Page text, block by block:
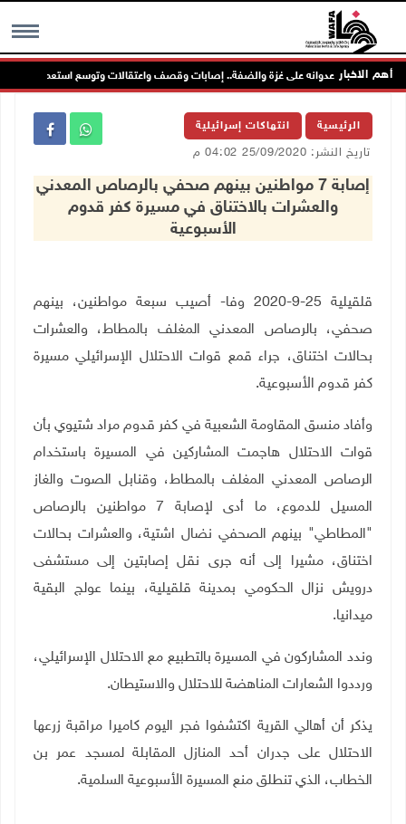
MENU أهم الاخبار
يواصل عدوانه على غزة والضفة.. إصابات وقصف واعتقالات وتوسع استعماري
الرئيسية انتهاكات إسرائيلية
تاريخ النشر: 25/09/2020 04:02 م
إصابة 7 مواطنين بينهم صحفي بالرصاص المعدني
والعشرات بالاختناق في مسيرة كفر قدوم
الأسبوعية
قلقيلية 25-9-2020 وفا- أصيب سبعة مواطنين، بينهم
صحفي، بالرصاص المعدني المغلف بالمطاط، والعشرات
بحالات اختناق، جراء قمع قوات الاحتلال الإسرائيلي مسيرة
كفر قدوم الأسبوعية.
وأفاد منسق المقاومة الشعبية في كفر قدوم مراد شتيوي بأن
قوات الاحتلال هاجمت المشاركين في المسيرة باستخدام
الرصاص المعدني المغلف بالمطاط، وقنابل الصوت والغاز
المسيل للدموع، ما أدى لإصابة 7 مواطنين بالرصاص
"المطاطي" بينهم الصحفي نضال اشتية، والعشرات بحالات
اختناق، مشيرا إلى أنه جرى نقل إصابتين إلى مستشفى
درويش نزال الحكومي بمدينة قلقيلية، بينما عولج البقية
ميدانيا.
وندد المشاركون في المسيرة بالتطبيع مع الاحتلال الإسرائيلي،
ورددوا الشعارات المناهضة للاحتلال والاستيطان.
يذكر أن أهالي القرية اكتشفوا فجر اليوم كاميرا مراقبة زرعها
الاحتلال على جدران أحد المنازل المقابلة لمسجد عمر بن
الخطاب، الذي تنطلق منع المسيرة الأسبوعية السلمية.